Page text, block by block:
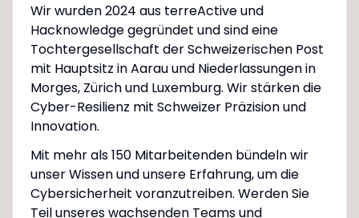
Wir wurden 2024 aus terreActive und
Hacknowledge gegründet und sind eine
Tochtergesellschaft der Schweizerischen Post
mit Hauptsitz in Aarau und Niederlassungen in
Morges, Zürich und Luxemburg. Wir stärken die
Cyber-Resilienz mit Schweizer Präzision und
Innovation.
Mit mehr als 150 Mitarbeitenden bündeln wir
unser Wissen und unsere Erfahrung, um die
Cybersicherheit voranzutreiben. Werden Sie
Teil unseres wachsenden Teams und